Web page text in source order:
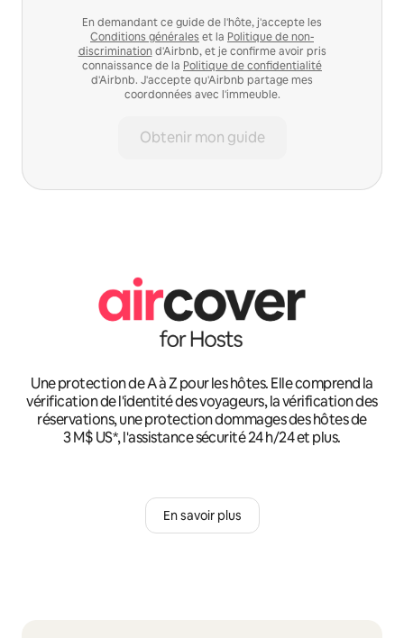
En demandant ce guide de l'hôte, j'accepte les
Conditions générales et la Politique de non-
discrimination d'Airbnb, et je confirme avoir pris
connaissance de la Politique de confidentialité
d'Airbnb. J'accepte qu'Airbnb partage mes
coordonnées avec l'immeuble.
Obtenir mon guide
Une protection de A à Z pour les hôtes. Elle comprend la
vérification de l'identité des voyageurs, la vérification des
réservations, une protection dommages des hôtes de
3 M$ US*, l'assistance sécurité 24 h/24 et plus.
En savoir plus